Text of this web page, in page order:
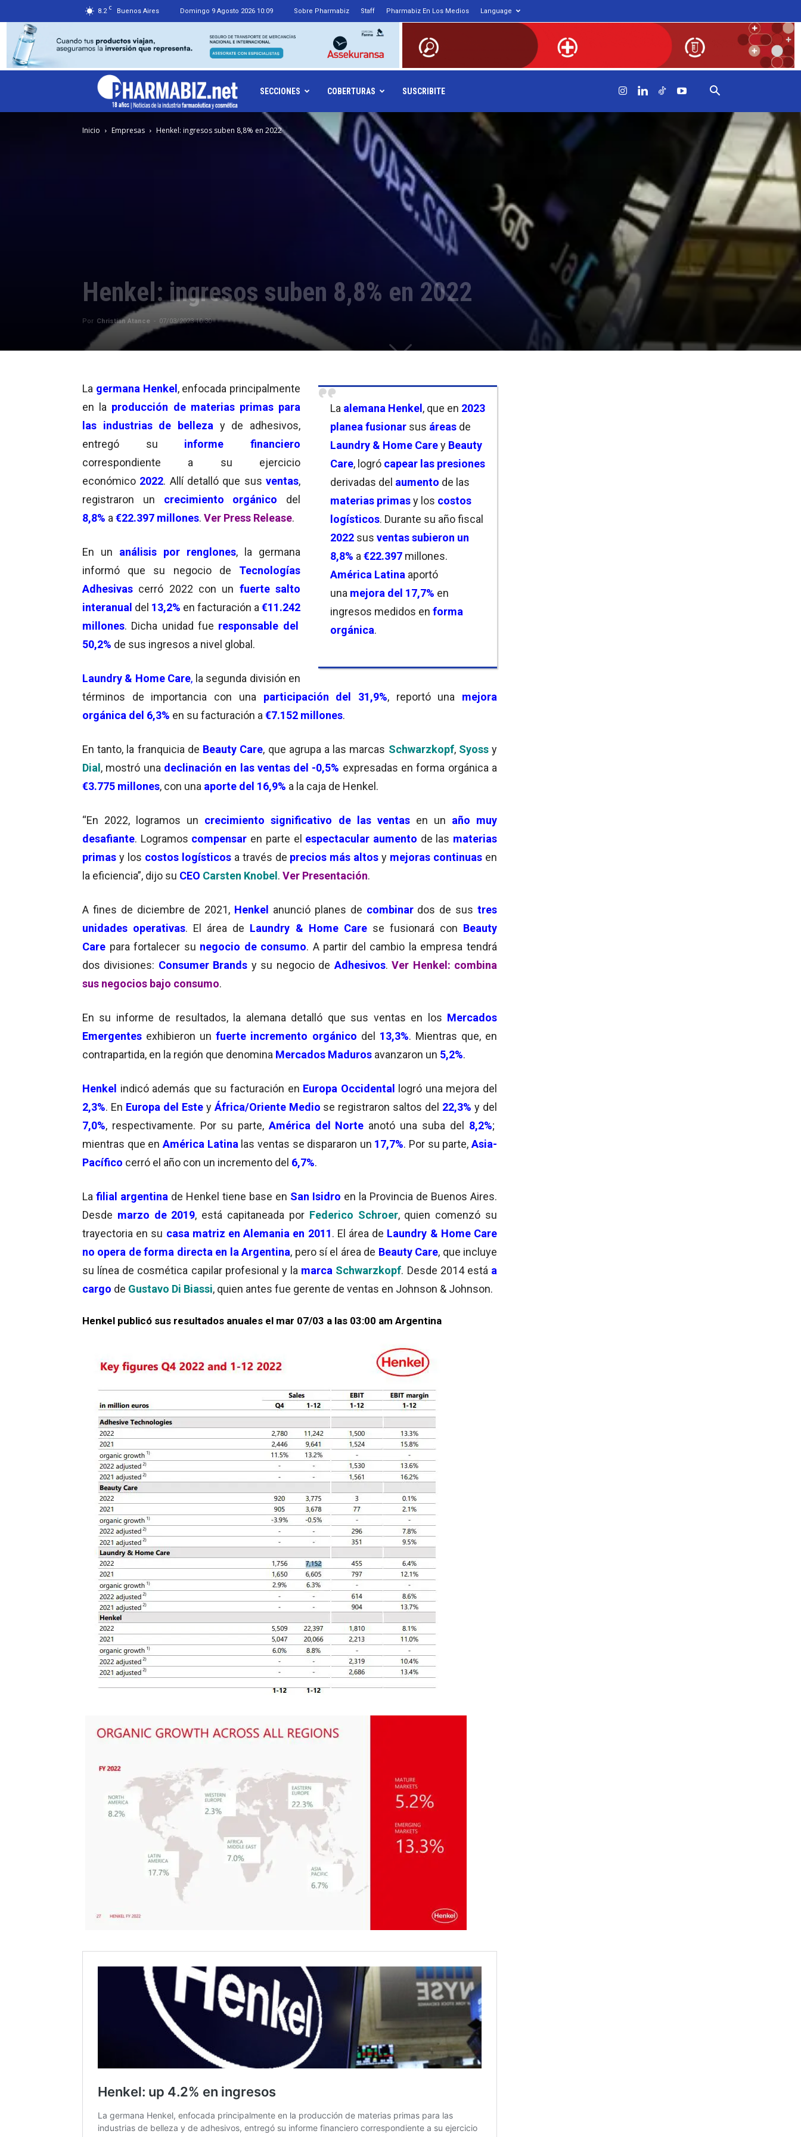
8.2 C Buenos Aires Domingo 9 Agosto 2026 10:09 Sobre Pharmabiz Staff Pharmabiz En Los Medios Language
Pharmabiz.NET
SECCIONES COBERTURAS SUSCRIBITE
Inicio Empresas Henkel: ingresos suben 8,8% en 2022
Henkel: ingresos suben 8,8% en 2022
Por Christian Atance - 07/03/2023 10:30
La alemana Henkel, que en 2023
planea fusionar sus áreas de
Laundry & Home Carey Beauty
Care, logró capear las presiones
derivadas del aumento de las
materias primasy los costos
logísticos. Durante su año fiscal
2022 sus ventassubieron un
8,8% a €22.397 millones.
América Latina aportó
una mejora del 17,7% en
ingresos medidos en forma
orgánica.
La germana Henkel, enfocada principalmente
en la producción de materias primas para
las industrias de belleza y de adhesivos,
entregó su
informe financiero
correspondiente a su ejercicio
económico 2022. Allí detalló que sus ventas,
registraron un crecimiento orgánico del
8,8% a €22.397 millones. Ver Press Release.
En un análisis por renglones, la germana
informó que su negocio de Tecnologías
Adhesivas cerró 2022 con un fuerte salto
interanual del 13,2% en facturación a €11.242
millones. Dicha unidad fue responsable del
50,2% de sus ingresos a nivel global.
Laundry & Home Care, la segunda división en
términos de importancia con una participación del 31,9%, reportó una mejora
orgánica del 6,3% en su facturación a €7.152 millones.
En tanto, la franquicia de Beauty Care, que agrupa a las marcas Schwarzkopf, Syoss y
Dial, mostró una declinación en las ventas del -0,5% expresadas en forma orgánica a
€3.775 millones, con una aporte del 16,9% a la caja de Henkel.
“En 2022, logramos un crecimiento significativo de las ventasen un año muy
desafiante. Logramos compensar en parte el espectacular aumento de las materias
primas y los costos logísticosa través de precios más altos y mejoras continuas en
la eficiencia”, dijo su CEO Carsten Knobel. Ver Presentación.
A fines de diciembre de 2021, Henkel anunció planes de combinardos de sus tres
unidades operativas. El área de Laundry & Home Care se fusionará con Beauty
Care para fortalecer su negocio de consumo. A partir del cambio la empresa tendrá
dos divisiones: Consumer Brands y su negocio de Adhesivos.Ver Henkel: combina
sus negocios bajo consumo.
En su informe de resultados, la alemana detalló que sus ventas en los Mercados
Emergentes exhibieron un fuerte incremento orgánico del 13,3%. Mientras que, en
contrapartida, en la región que denomina Mercados Maduros avanzaron un 5,2%.
Henkel indicó además que su facturación en Europa Occidental logró una mejora del
2,3%. En Europa del Este y África/Oriente Medio se registraron saltos del 22,3%y del
7,0%, respectivamente. Por su parte, América del Norte anotó una suba del 8,2%;
mientras que en América Latina las ventas se dispararon un 17,7%. Por su parte,Asia-
Pacífico cerró el año con un incremento del 6,7%.
La filial argentina de Henkel tiene base en San Isidro en la Provincia de Buenos Aires.
Desde marzo de 2019, está capitaneada por Federico Schroer, quien comenzó su
trayectoria en su casa matriz en Alemania en 2011. El área de Laundry & Home Care
no opera de forma directa en la Argentina, pero sí el área de Beauty Care, que incluye
su línea de cosmética capilar profesional y la marca Schwarzkopf. Desde 2014 está a
cargo de Gustavo Di Biassi, quien antes fue gerente de ventas en Johnson & Johnson.
Henkel publicó sus resultados anuales el mar 07/03 a las 03:00 am Argentina